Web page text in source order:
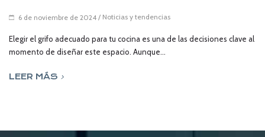
6 de noviembre de 2024 / Noticias y tendencias
Elegir el grifo adecuado para tu cocina es una de las decisiones clave al
momento de diseñar este espacio. Aunque...
LEER MÁS